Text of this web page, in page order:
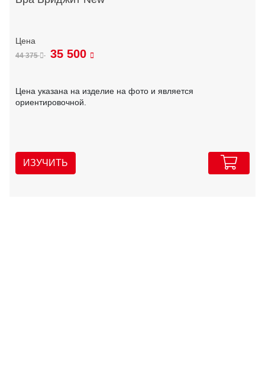
44 375 35 500
Цена указана на изделие на фото и является
ориентировочной.
ИЗУЧИТЬ